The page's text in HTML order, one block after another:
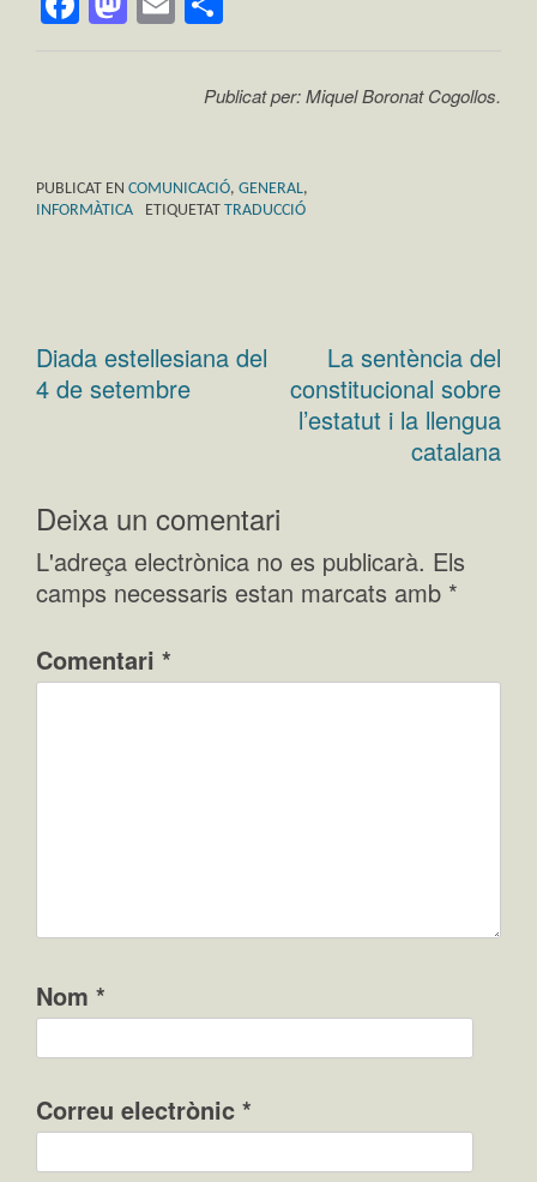
Publicat per: Miquel Boronat Cogollos.
PUBLICAT EN COMUNICACIÓ, GENERAL,
INFORMÀTICA
ETIQUETAT TRADUCCIÓ
Navegació
Diada estellesiana del
4 de setembre
La sentència del
constitucional sobre
l’estatut i la llengua
catalana
Deixa un comentari
L'adreça electrònica no es publicarà. Els
camps necessaris estan marcats amb *
Comentari *
Nom *
Correu electrònic *